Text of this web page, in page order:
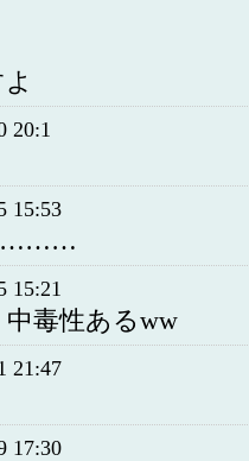
20:1
15:53
15:21
毒性あるww
21:47
17:30